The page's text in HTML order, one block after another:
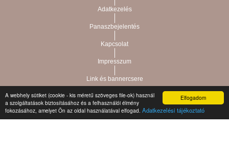
Elfogadom
A webhely sütiket (cookie - kis méretű szöveges file-ok) használ
a szolgáltatások biztosításához és a felhasználói élmény
fokozásához, amelyet Ön az oldal használatával elfogad. Adatkezelési tájékoztató
Adatkezelés
Panaszbejelentés
Kapcsolat
Impresszum
Link és bannercsere
Copyright © 2021.Vár-Köz Kft. - Ingatlan nyilvántartó, ügyviteli és
adminisztrációs szoftver